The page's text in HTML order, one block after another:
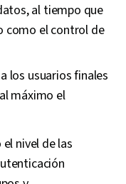
al tiempo que
como el control de
los usuarios finales
máximo el
nivel de las